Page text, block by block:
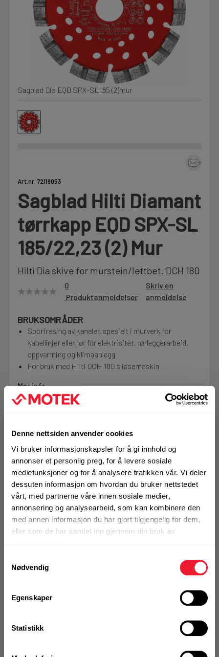
Denne nettsiden anvender cookies
Vi bruker informasjonskapsler for å gi innhold og
annonser et personlig preg, for å levere sosiale
mediefunksjoner og for å analysere trafikken vår. Vi deler
dessuten informasjon om hvordan du bruker nettstedet
vårt, med partnerne våre innen sosiale medier,
annonsering og analysearbeid, som kan kombinere den
med annen informasjon du har gjort tilgjengelig for dem,
eller som de har samlet inn gjennom din bruk av
Nødvendig
Egenskaper
Statistikk
Kjemi, vindsperre og branntetting
Installasjon
Fag
Motek
Finn butikk
Kontakt og åpningstider
Kontakt
Fra rådgivning til sporing av ordre
Kvalitetsprodukter til ekstra gode priser
Siste nytt om dine favorittprodukter
Min Fleet NYHET
Mine henvendelser
Prislister
Firmainformasjon
LOGG UT
Sagblad Dia EQD SPX-SL185 (2)mur
Art.nr. 72118053
Sagblad Hilti Diamant
tørrkapp EQD SPX-SL
185/22,23 (2) Mur
Hilti Dia skive for murstein/lettbet. DCH 180
0
Produktanmeldelser
Skriv en
anmeldelse
BRUKSOMRÅDER
Sporfresing av kanaler, spesielt i murverk for
kabellinjer eller rør for elektrisitet, rørleggerarbeid,
oppvarming og klimaanlegg
For bruk med Hilti DCH 180 slissemaskin
Mer info
Logg inn eller
registrer deg for å
se din avtalepris
KJØP
Handleliste
Ikke på nettlager